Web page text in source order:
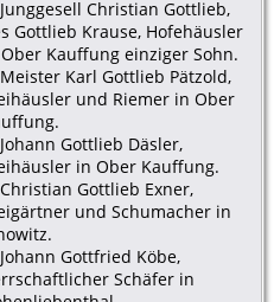
Christian Gottlieb,
Gottlieb Krause, Hofehäusler
Kauffung einziger Sohn.
Karl Gottlieb Pätzold,
und Riemer in Ober
Gottlieb Däsler,
in Ober Kauffung.
Gottlieb Exner,
und Schumacher in
Gottfried Köbe,
Schäfer in